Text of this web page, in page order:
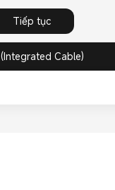
Tiếp tục
Cable)